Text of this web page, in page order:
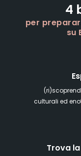
4
per
su
culturali ed
Trova